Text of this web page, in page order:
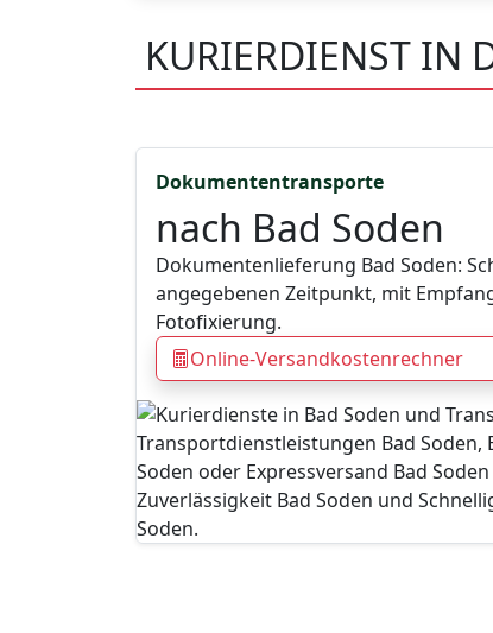
KURIERDIENST IN
Dokumententransporte
nach Bad Soden
Dokumentenlieferung Bad Soden:
angegebenen Zeitpunkt, mit
Fotofixierung.
Online-Versandkostenrechner